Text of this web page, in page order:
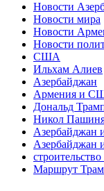
Новости
Новости мира
Новости
Новости
США
Ильхам Алиев
Азербайджан
Армения и
Дональд
Никол
Азербайджан
Маршрут